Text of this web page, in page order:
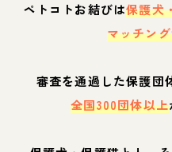
ペトコトお結びは保護犬
マッチン
審査を通過した保護団
全国300団体以上